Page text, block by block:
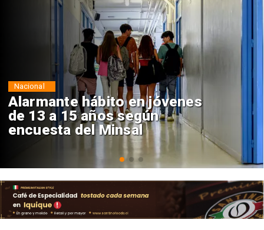
Aprueban creación del Parque
Sebastián Piñera con inversión
de $4 mil millones
Regiones